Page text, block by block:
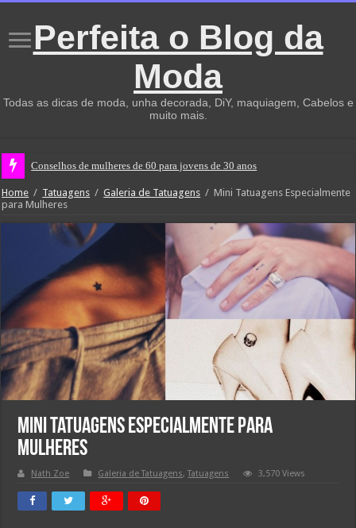
Perfeita o Blog da
Moda
Todas as dicas de moda, unha decorada, DiY, maquiagem, Cabelos e
muito mais.
Conselhos de mulheres de 60 para jovens de 30 anos
Home / Tatuagens / Galeria de Tatuagens / Mini Tatuagens Especialmente
para Mulheres
Mini Tatuagens Especialmente para
Mulheres
Nath Zoe Galeria de Tatuagens,Tatuagens 3,570 Views